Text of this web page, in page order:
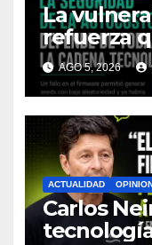
La
refuerza
la
toda la
afirma
AGO 5, 2026
ACTUALIDAD
Carlos